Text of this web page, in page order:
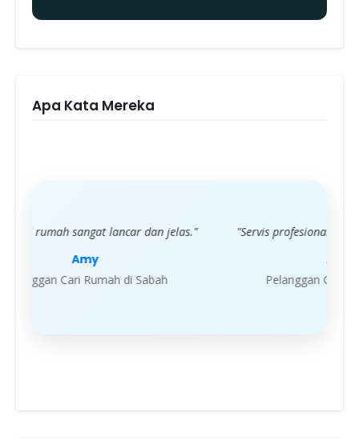
Apa Kata Mereka
"Servis profesional dan sangat memuaskan."
Pelanggan Cari Rumah di Sabah